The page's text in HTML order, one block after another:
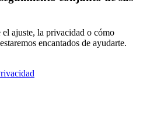
el ajuste, la privacidad o cómo
encantados de ayudarte.